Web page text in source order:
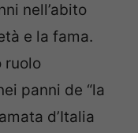
nell’abito
e la fama.
ruolo
panni de “la
d’Italia